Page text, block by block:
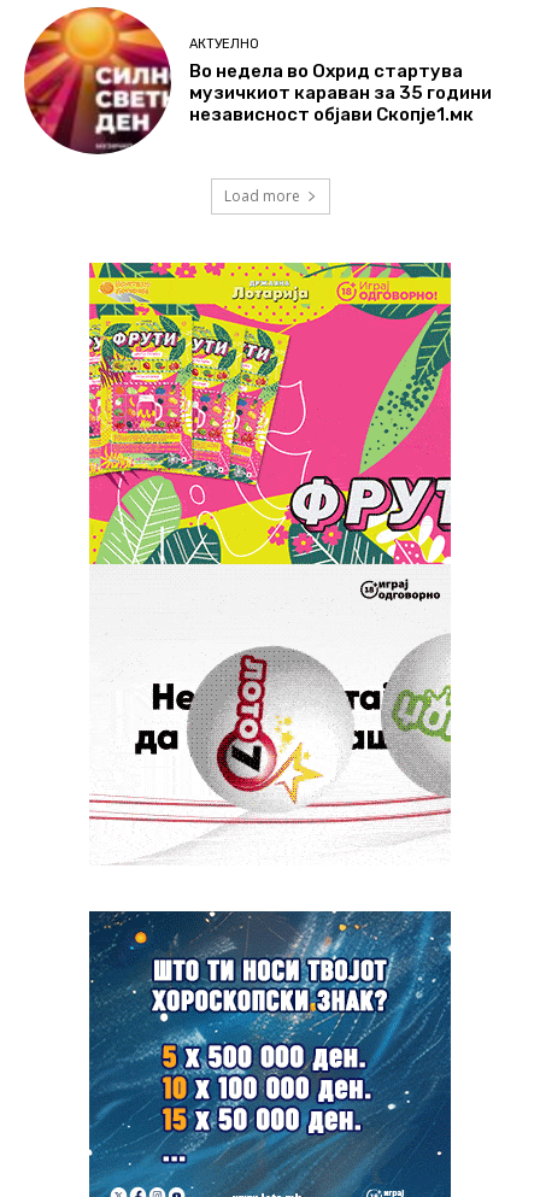
АКТУЕЛНО
Во недела во Охрид стартува
музичкиот караван за 35 години
независност објави Скопје1.мк
Load more